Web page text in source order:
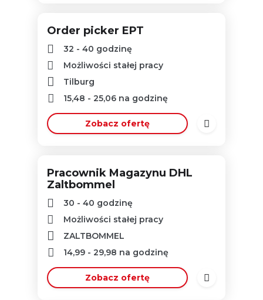
Order picker EPT
32 - 40 godzinę
Możliwości stałej pracy
Tilburg
15,48 - 25,06 na godzinę
Zobacz ofertę
Pracownik Magazynu DHL
Zaltbommel
30 - 40 godzinę
Możliwości stałej pracy
ZALTBOMMEL
14,99 - 29,98 na godzinę
Zobacz ofertę